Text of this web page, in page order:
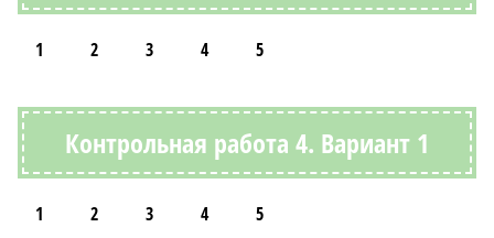
1 2 3 4 5
Контрольная работа 4. Вариант 1
1 2 3 4 5